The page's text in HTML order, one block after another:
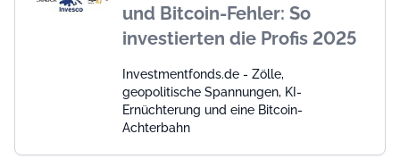
und Bitcoin-Fehler: So
investierten die Profis 2025
Investmentfonds.de - Zölle,
geopolitische Spannungen, KI-
Ernüchterung und eine Bitcoin-
Achterbahn